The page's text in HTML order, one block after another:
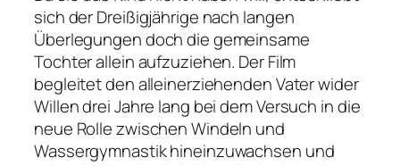
sich der Dreißigjährige nach langen
Überlegungen doch die gemeinsame
Tochter allein aufzuziehen. Der Film
begleitet den alleinerziehenden Vater wider
Willen drei Jahre lang bei dem Versuch in die
neue Rolle zwischen Windeln und
Wassergymnastik hineinzuwachsen und